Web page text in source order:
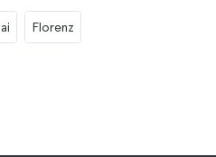
Florenz